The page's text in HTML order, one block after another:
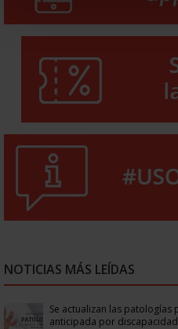
NOTICIAS MÁS LEÍDAS
Se actualizan las patologías
anticipada por discapacidad